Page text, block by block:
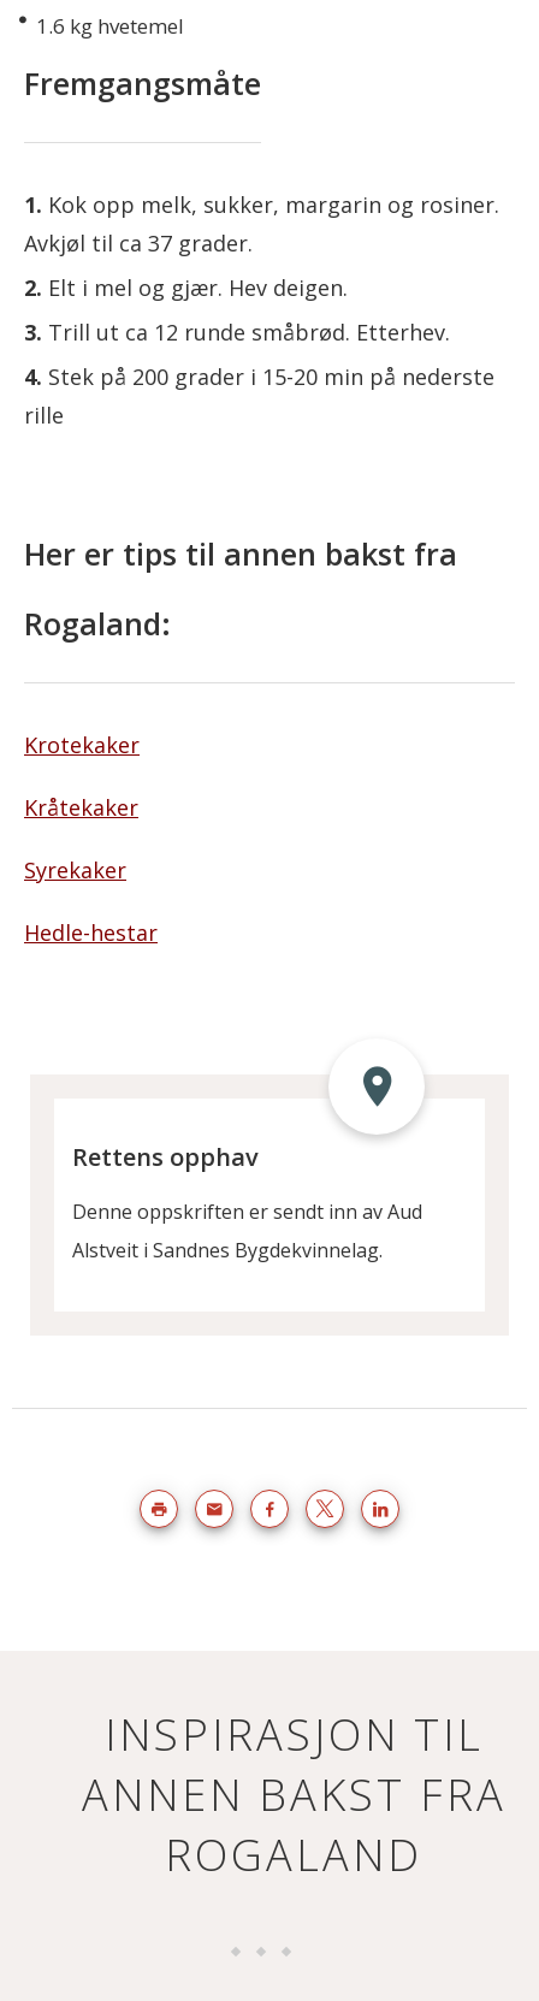
1.6 kg hvetemel
Fremgangsmåte
Kok opp melk, sukker, margarin og rosiner.
Avkjøl til ca 37 grader.
Elt i mel og gjær. Hev deigen.
Trill ut ca 12 runde småbrød. Etterhev.
Stek på 200 grader i 15-20 min på nederste
rille
Her er tips til annen bakst fra
Rogaland:
Krotekaker
Kråtekaker
Syrekaker
Hedle-hestar
Rettens opphav
Denne oppskriften er sendt inn av Aud
Alstveit i Sandnes Bygdekvinnelag.
INSPIRASJON TIL
ANNEN BAKST FRA
ROGALAND